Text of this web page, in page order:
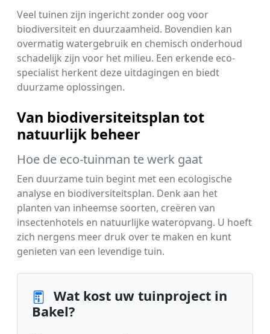
Veel tuinen zijn ingericht zonder oog voor
biodiversiteit en duurzaamheid. Bovendien kan
overmatig watergebruik en chemisch onderhoud
schadelijk zijn voor het milieu. Een erkende eco-
specialist herkent deze uitdagingen en biedt
duurzame oplossingen.
Van biodiversiteitsplan tot
natuurlijk beheer
Hoe de eco-tuinman te werk gaat
Een duurzame tuin begint met een ecologische
analyse en biodiversiteitsplan. Denk aan het
planten van inheemse soorten, creëren van
insectenhotels en natuurlijke wateropvang. U hoeft
zich nergens meer druk over te maken en kunt
genieten van een levendige tuin.
Wat kost uw tuinproject in
Bakel?